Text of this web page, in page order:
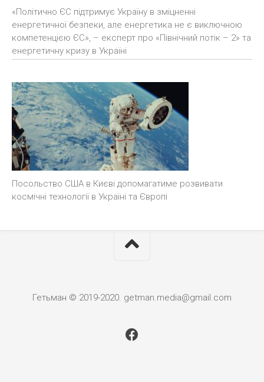
«Політично ЄС підтримує Україну в зміцненні
енергетичної безпеки, але енергетика не є виключною
компетенцією ЄС», – експерт про «Північний потік – 2» та
енергетичну кризу в Україні
Посольство США в Києві допомагатиме розвивати
космічні технології в Україні та Європі
Гетьман © 2019-2020. getman.media@gmail.com